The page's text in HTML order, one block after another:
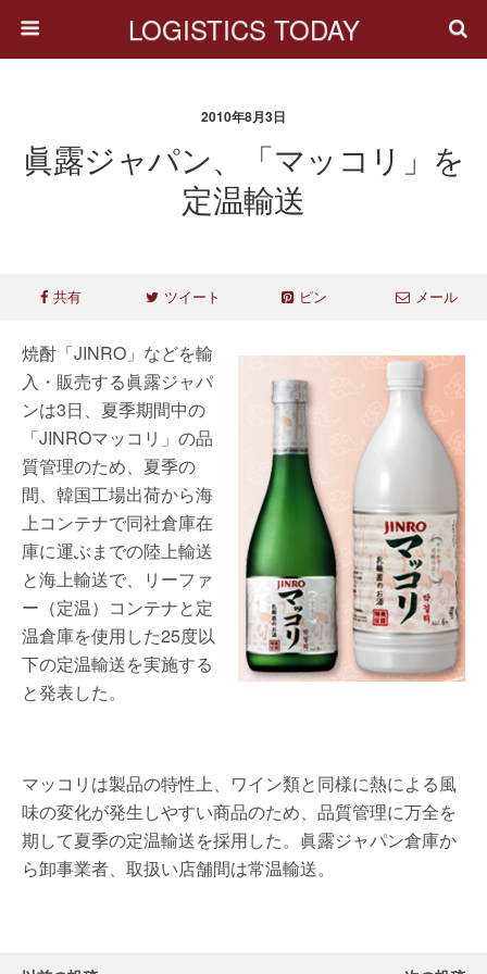
LOGISTICS TODAY
2010年8月3日
眞露ジャパン、「マッコリ」を
定温輸送
共有 ツイート ピン メール
焼酎「JINRO」などを輸
入・販売する眞露ジャパ
ンは3日、夏季期間中の
「JINROマッコリ」の品
質管理のため、夏季の
間、韓国工場出荷から海
上コンテナで同社倉庫在
庫に運ぶまでの陸上輸送
と海上輸送で、リーファ
ー（定温）コンテナと定
温倉庫を使用した25度以
下の定温輸送を実施する
と発表した。
マッコリは製品の特性上、ワイン類と同様に熱による風
味の変化が発生しやすい商品のため、品質管理に万全を
期して夏季の定温輸送を採用した。眞露ジャパン倉庫か
ら卸事業者、取扱い店舗間は常温輸送。